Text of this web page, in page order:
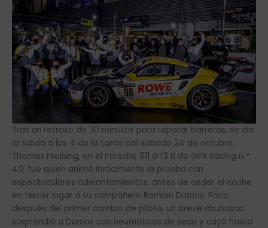
Tras un retraso de 30 minutos para reparar barreras, se dio
la salida a las 4 de la tarde del sábado 24 de octubre.
Thomas Preining, en el Porsche 911 GT3 R de GPX Racing n.º
40, fue quien animó inicialmente la prueba con
espectaculares adelantamientos, antes de ceder el coche
en tercer lugar a su compañero Romain Dumas. Poco
después del primer cambio de piloto, un breve chubasco
sorprendió a Dumas con neumáticos de seco y cayó hasta